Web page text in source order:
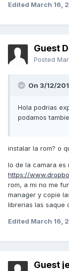
Edited March 16,
Guest
Posted
On 3/12/
Hola podrias
podamos
instalar la rom? o
lo de la camara es
https://
rom, a mi no me
manager y copie
librerias las saque
Edited March 16,
Guest